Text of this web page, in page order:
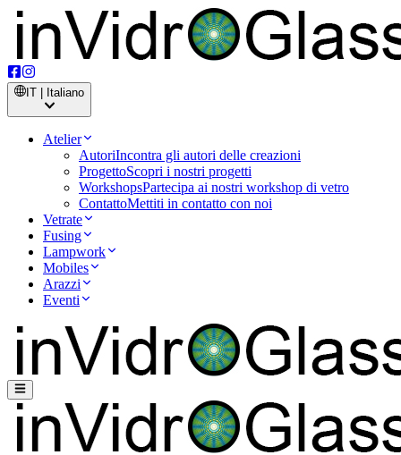
IT | Italiano
Atelier
AutoriIncontra gli autori delle creazioni
ProgettoScopri i nostri progetti
WorkshopsPartecipa ai nostri workshop di vetro
ContattoMettiti in contatto con noi
Vetrate
Fusing
Lampwork
Mobiles
Arazzi
Eventi